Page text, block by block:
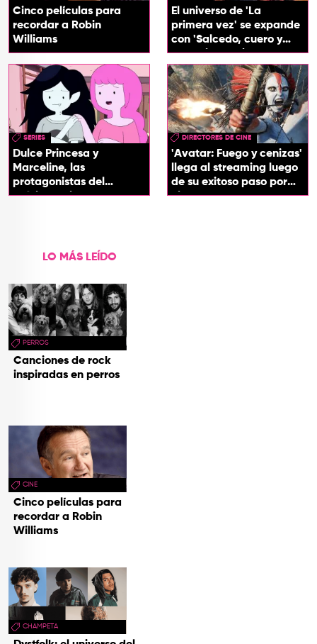
Cinco películas para
recordar a Robin
Williams
El universo de 'La
primera vez' se expande
con 'Salcedo, cuero y
boogaloo', spin off
SERIES
Dulce Princesa y
Marceline, las
protagonistas del
próximo spin-off de 'Hora
DIRECTORES DE CINE
'Avatar: Fuego y cenizas'
llega al streaming luego
de su exitoso paso por
cines
LO MÁS LEÍDO
PERROS
Canciones de rock
inspiradas en perros
CINE
Cinco películas para
recordar a Robin
Williams
CHAMPETA